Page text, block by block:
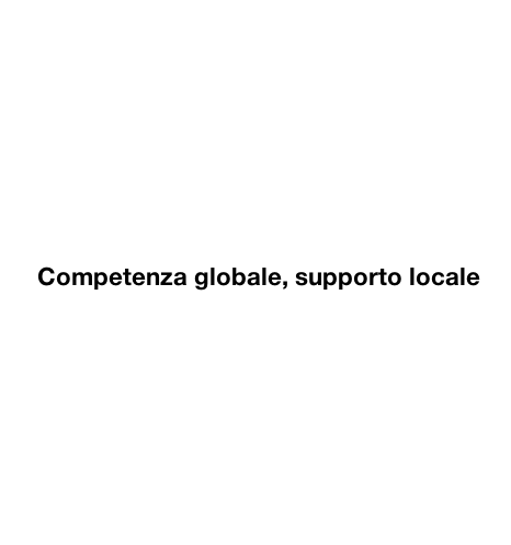
Competenza globale, supporto locale